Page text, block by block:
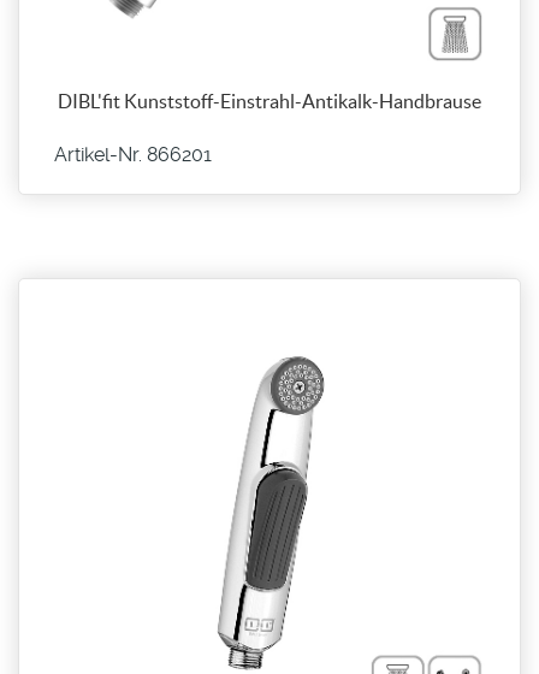
DIBL'fit Kunststoff-Einstrahl-Antikalk-Handbrause
Artikel-Nr. 866201